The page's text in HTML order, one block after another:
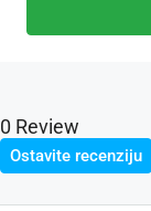
0 Review
Ostavite recenziju